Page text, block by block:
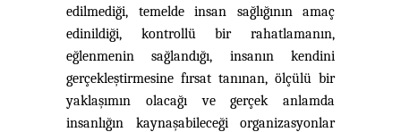
edilmediği, temelde insan sağlığının amaç
edinildiği, kontrollü bir rahatlamanın,
eğlenmenin sağlandığı, insanın kendini
gerçekleştirmesine fırsat tanınan, ölçülü bir
yaklaşımın olacağı ve gerçek anlamda
insanlığın kaynaşabileceği organizasyonlar